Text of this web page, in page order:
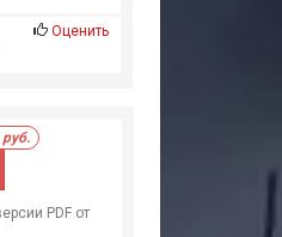
Оценить
PDF от